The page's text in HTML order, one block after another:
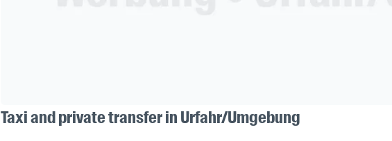
Taxi and private transfer in Urfahr/Umgebung